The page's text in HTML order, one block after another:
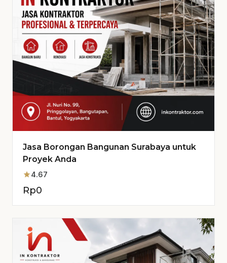
Jasa Borongan Bangunan Surabaya untuk
Proyek Anda
star4.67
Rp0